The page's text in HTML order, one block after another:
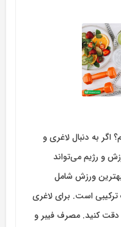
لاغر شویم؟ اگر به دنبال لاغری و
و رژیم می‌تواند
ورزش شامل
ترکیبی است. برای لاغری
کنید. مصرف فیبر و